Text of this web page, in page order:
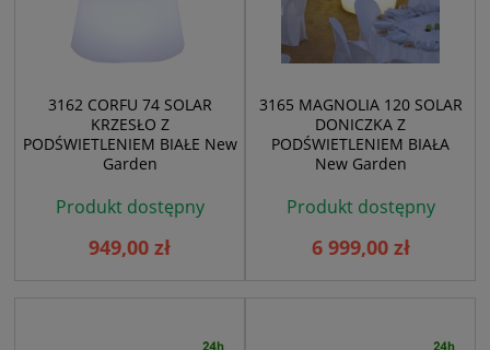
3162 CORFU 74 SOLAR
KRZESŁO Z
PODŚWIETLENIEM BIAŁE New
Garden
Produkt dostępny
949,00 zł
3165 MAGNOLIA 120 SOLAR
DONICZKA Z
PODŚWIETLENIEM BIAŁA
New Garden
Produkt dostępny
6 999,00 zł